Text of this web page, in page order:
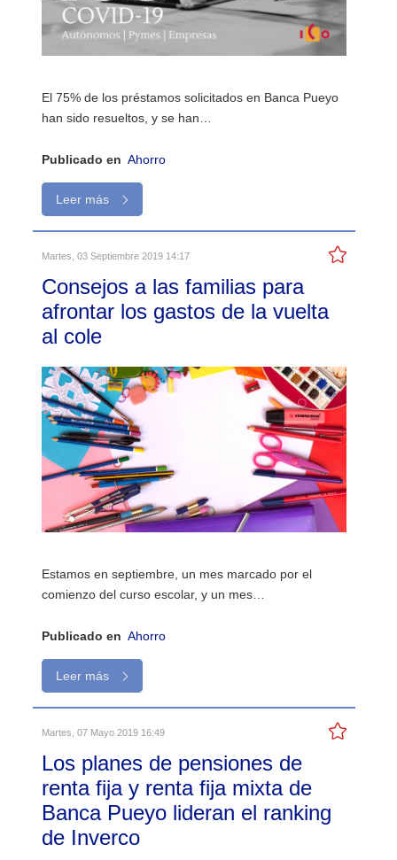
El 75% de los préstamos solicitados en Banca Pueyo
han sido resueltos, y se han…
Publicado en Ahorro
Leer más
Martes, 03 Septiembre 2019 14:17
Consejos a las familias para
afrontar los gastos de la vuelta
al cole
Estamos en septiembre, un mes marcado por el
comienzo del curso escolar, y un mes…
Publicado en Ahorro
Leer más
Martes, 07 Mayo 2019 16:49
Los planes de pensiones de
renta fija y renta fija mixta de
Banca Pueyo lideran el ranking
de Inverco